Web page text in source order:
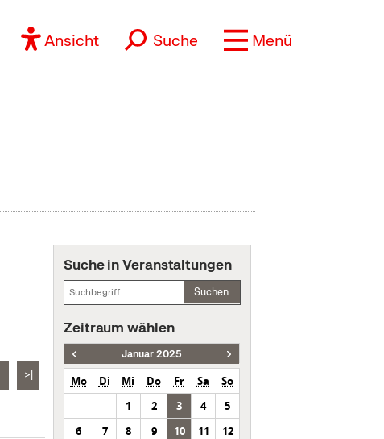
Ansicht Suche Menü
>|
Suche in Veranstaltungen
Suchen
Zeitraum wählen
Januar 2025
Mo Di Mi Do Fr Sa
So
1
2 3 4
5
6
7 8 9 10 11
12